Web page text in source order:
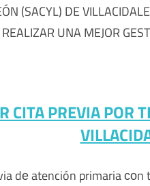
(SACYL) DE
UNA MEJOR
PREVIA POR
dе atención primaria